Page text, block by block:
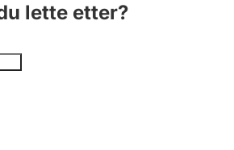
lette etter?